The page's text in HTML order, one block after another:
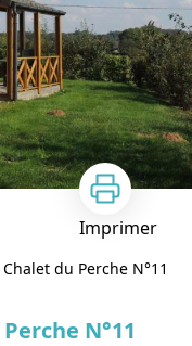
Imprimer
du Perche N°11
N°11